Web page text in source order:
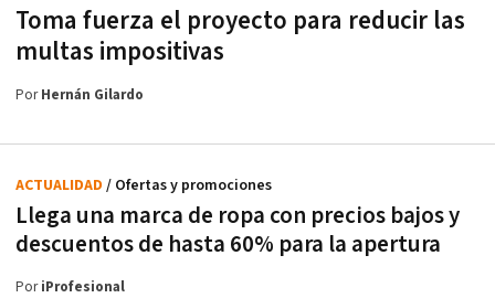
Toma fuerza el proyecto para reducir las
multas impositivas
PorHernán Gilardo
Llega una marca de ropa con precios bajos y
descuentos de hasta 60% para la apertura
ACTUALIDAD / Ofertas y promociones
PoriProfesional